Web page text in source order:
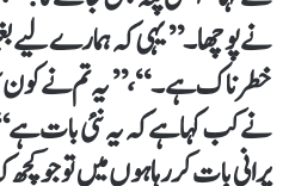
نے پوچھا۔’’یہی کہ ہمارے لیے
خطرناک ہے۔“،’’یہ تم نے کون
نے کب کہا ہے کہ یہ نئی بات
پرانی بات کر رہا ہوں میں تو جو